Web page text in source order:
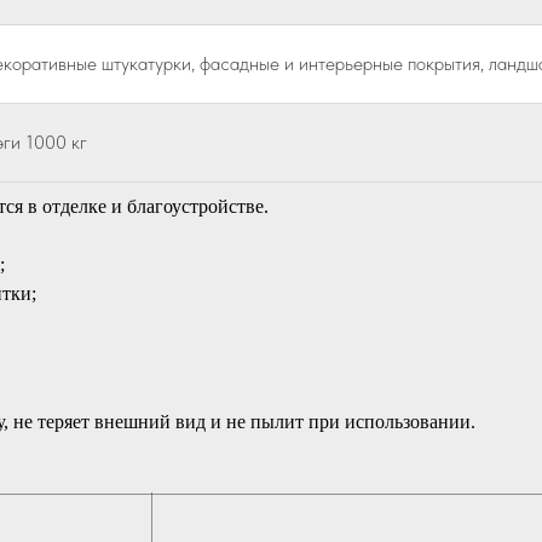
штукатурки, фасадные и интерьерные покрытия,
1000 кг
в отделке и благоустройстве.
не теряет внешний вид и не пылит при использовании.